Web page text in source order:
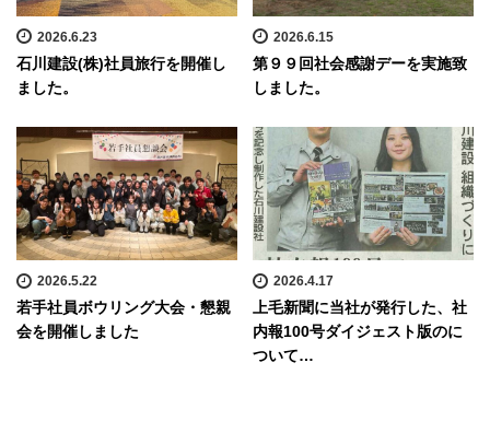
2026.6.23
石川建設(株)社員旅行を開催し
ました。
2026.6.15
第９９回社会感謝デーを実施致
しました。
2026.5.22
若手社員ボウリング大会・懇親
会を開催しました
2026.4.17
上毛新聞に当社が発行した、社
内報100号ダイジェスト版のに
ついて…